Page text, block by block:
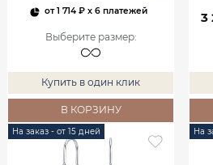
от1 714 ₽x 6 платежей
Выберите размер:
Купить в один клик
В КОРЗИНУ
3
На заказ - от 15 дней На